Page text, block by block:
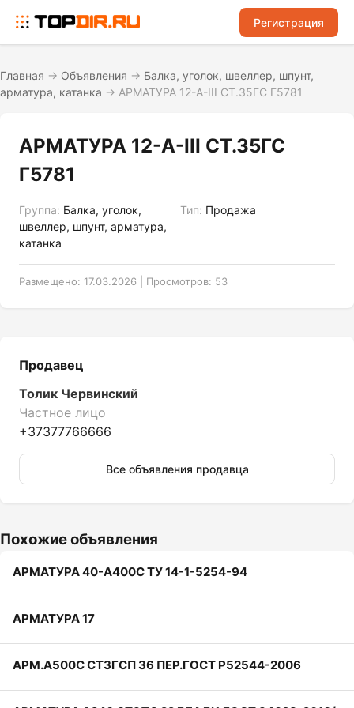
Регистрация
Главная → Объявления → Балка, уголок, швеллер, шпунт,
арматура, катанка → АРМАТУРА 12-А-III СТ.35ГС Г5781
АРМАТУРА 12-А-III СТ.35ГС
Г5781
Группа: Балка, уголок,
швеллер, шпунт, арматура,
катанка
Тип: Продажа
Размещено: 17.03.2026 | Просмотров: 53
Продавец
Толик Червинский
Частное лицо
+37377766666
Все объявления продавца
Похожие объявления
АРМАТУРА 40-А400С ТУ 14-1-5254-94
АРМАТУРА 17
АРМ.А500С СТ3ГСП 36 ПЕР.ГОСТ Р52544-2006